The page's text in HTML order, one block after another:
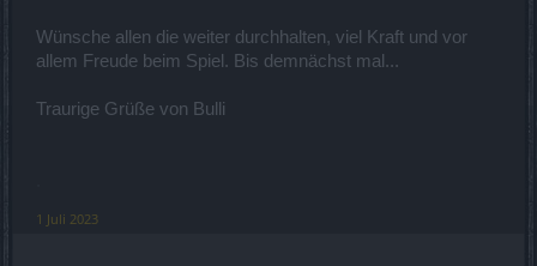
Wünsche allen die weiter durchhalten, viel Kraft und vor
allem Freude beim Spiel. Bis demnächst mal...
Traurige Grüße von Bulli
1 Juli 2023